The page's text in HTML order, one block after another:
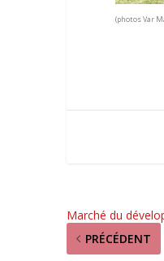
(photos Var
Marché du
PRÉCÉDENT